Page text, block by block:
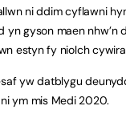
ni ddim cyflawni
yn gyson maen nhw’n
estyn fy niolch
yw datblygu
ym mis Medi 2020.